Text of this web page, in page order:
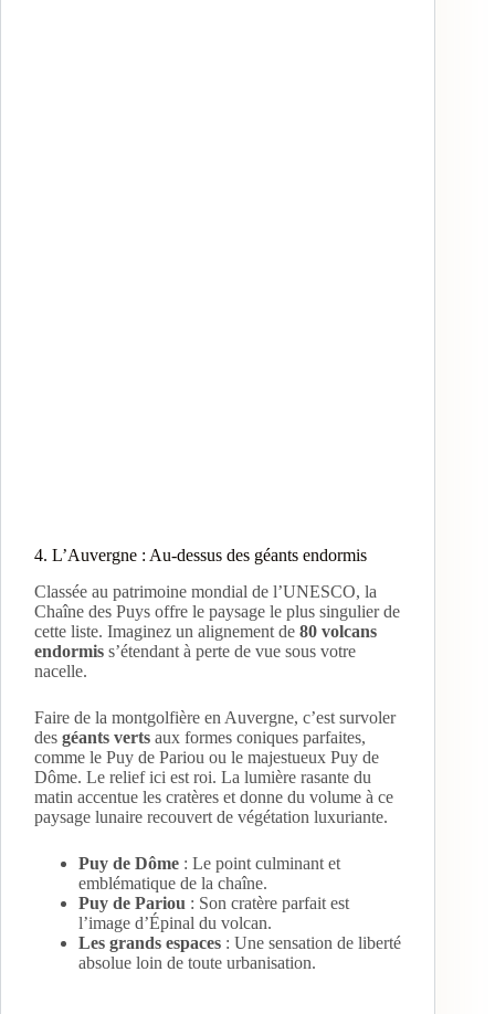
4. L’Auvergne : Au-dessus des géants endormis
Classée au patrimoine mondial de l’UNESCO, la
Chaîne des Puys offre le paysage le plus singulier de
cette liste. Imaginez un alignement de 80 volcans
endormis s’étendant à perte de vue sous votre
nacelle.
Faire de la montgolfière en Auvergne, c’est survoler
des géants verts aux formes coniques parfaites,
comme le Puy de Pariou ou le majestueux Puy de
Dôme. Le relief ici est roi. La lumière rasante du
matin accentue les cratères et donne du volume à ce
paysage lunaire recouvert de végétation luxuriante.
Puy de Dôme : Le point culminant et
emblématique de la chaîne.
Puy de Pariou : Son cratère parfait est
l’image d’Épinal du volcan.
Les grands espaces : Une sensation de liberté
absolue loin de toute urbanisation.